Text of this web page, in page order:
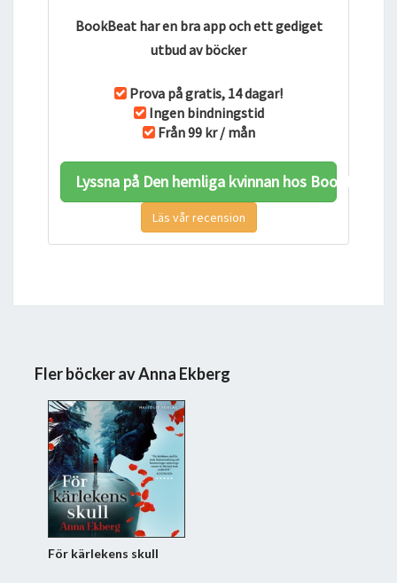
BookBeat har en bra app och ett gediget
utbud av böcker
Prova på gratis, 14 dagar!
Ingen bindningstid
Från 99 kr / mån
Lyssna på Den hemliga kvinnan hos BookBeat
Läs vår recension
Fler böcker av Anna Ekberg
För kärlekens skull